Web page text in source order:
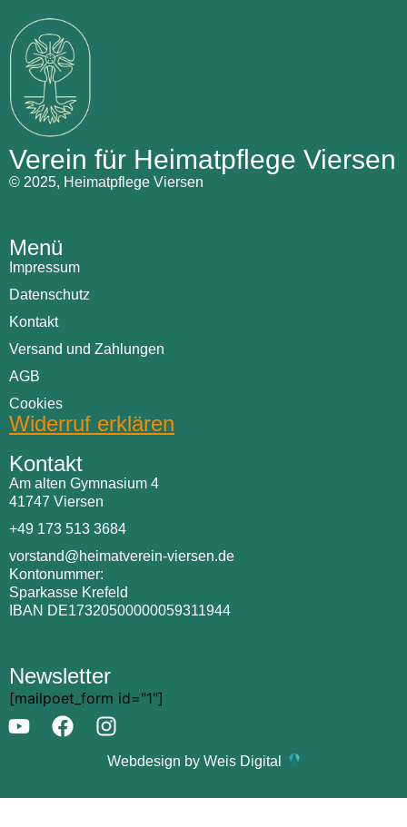
Verein für Heimatpflege Viersen
© 2025, Heimatpflege Viersen
Menü
Impressum
Datenschutz
Kontakt
Versand und Zahlungen
AGB
Cookies
Widerruf erklären
Kontakt
Am alten Gymnasium 4
41747 Viersen
+49 173 513 3684
vorstand@heimatverein-viersen.de
Kontonummer:
Sparkasse Krefeld
IBAN DE17320500000059311944
Newsletter
[mailpoet_form id="1"]
Webdesign by Weis Digital